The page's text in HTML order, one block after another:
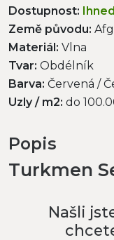
Dostupnost:
Země původu:
Materiál: Vlna
Tvar: Obdélník
Barva: Červená /
Uzly / m2: do
Popis
Turkmen
Našli